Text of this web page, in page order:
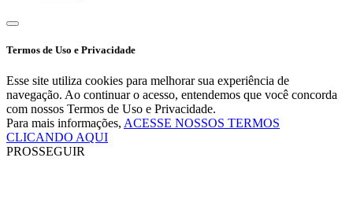
Termos de Uso e Privacidade
Esse site utiliza cookies para melhorar sua experiência de
navegação. Ao continuar o acesso, entendemos que você concorda
com nossos Termos de Uso e Privacidade.
Para mais informações, ACESSE NOSSOS TERMOS
CLICANDO AQUI
PROSSEGUIR